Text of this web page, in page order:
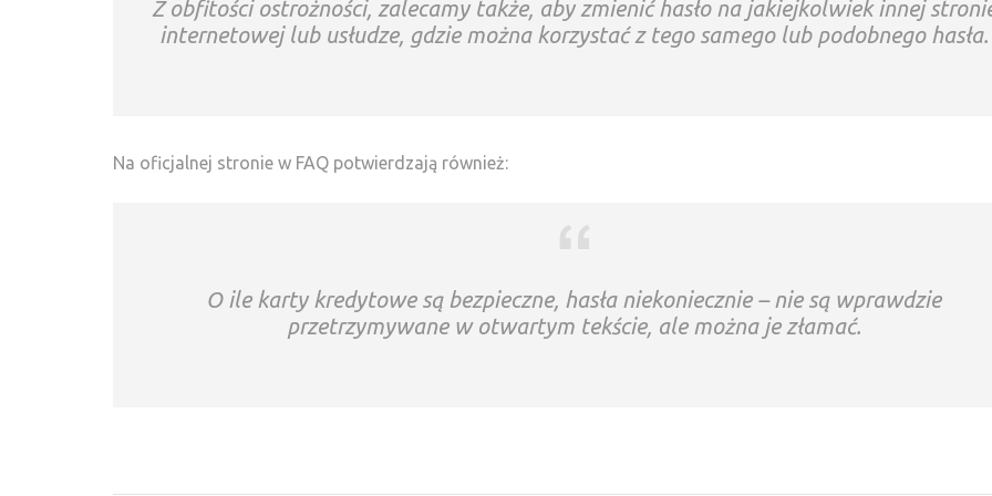
Z obfitości ostrożności, zalecamy także, aby zmienić hasło na jakiejkolwiek innej
internetowej lub usłudze, gdzie można korzystać z tego samego lub podobnego hasła.
Na oficjalnej stronie w FAQ potwierdzają również:
O ile karty kredytowe są bezpieczne, hasła niekoniecznie – nie są wprawdzie
przetrzymywane w otwartym tekście, ale można je złamać.